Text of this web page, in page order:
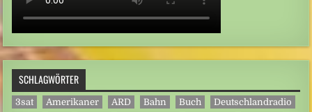
SCHLAGWÖRTER
3sat Amerikaner ARD Bahn Buch
Deutschlandradio